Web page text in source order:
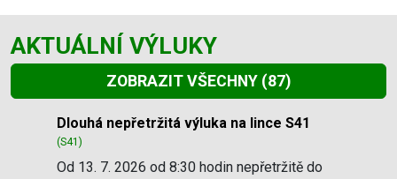
AKTUÁLNÍ VÝLUKY
ZOBRAZIT VŠECHNY (87)
Slide 1 of 87
Dlouhá nepřetržitá výluka na lince S41
(S41)
Od 13. 7. 2026 od 8:30 hodin nepřetržitě do